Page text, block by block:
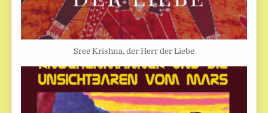
Sree Krishna, der Herr der Liebe